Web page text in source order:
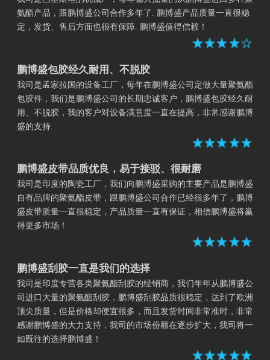
氨酯产品，跟鹏博盛公司合作多年了. 鹏博盛产品质量一直很稳
定，发货、售后方面也很有保障. 鹏博盛值得信赖！
鹏博盛包胶经久耐用、不脱胶
我司是孟家拉国的设备工厂，每年在鹏博盛公司定做大量聚氨酯
包胶件，我们是鹏博盛公司的长期忠诚客户，鹏博盛包胶经久耐
用、不脱胶，我的客户对设备满意度一直在提高，非常感谢鹏博
盛的支持.
鹏博盛皮带品质优良，易于接驳、很耐磨
我司是印度的陶瓷工厂，我们向鹏博盛采购的主要产品是鹏博盛
自有品牌的聚氨酯皮带，跟鹏博盛公司合作已经很多年了，鹏博
盛皮带质量一直很稳定，产品质量一直有保证，相信鹏博盛将赢
得更多市场！
鹏博盛刮胶一直是我们的选择
我司是印度专营各类聚氨酯刮胶的经销商，我们年年从鹏博盛公
司进口大量的聚氨酯刮胶，鹏博盛刮胶品质很稳定，达到了欧洲
顶尖质量，但是价格却便宜很多，而且发货时间非常准时，非常
感谢鹏博盛的大力支持，我司的市场份额在逐步扩大，我司将一
如既往的选择鹏博盛！